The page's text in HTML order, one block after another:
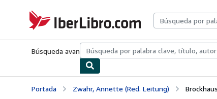
IberLibro.com
Búsqueda avanzadaColecciones Libros antiguosArte y
Portada Zwahr, Annette (Red. Leitung)